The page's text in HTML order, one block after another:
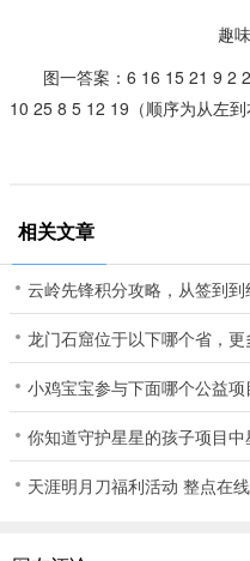
趣
图一答案：6 16 15 21 9 2
10 25 8 5 12 19（顺序为从左到
相关文章
云岭先锋积分攻略，从签到
龙门石窟位于以下哪个省，
天涯明月刀福利活动 整点在